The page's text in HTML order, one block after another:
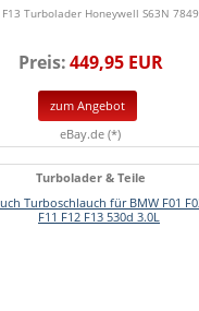
F13 Turbolader Honeywell S63N
Preis:449,95 EUR
zum Angebot
eBay.de (*)
Turbolader & Teile